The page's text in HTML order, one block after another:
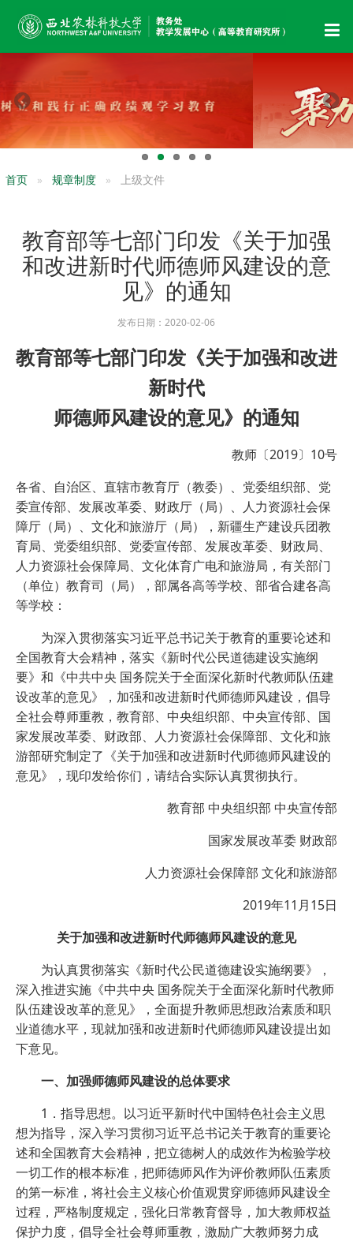
首页 规章制度 上级文件
教育部等七部门印发《关于加强
和改进新时代师德师风建设的意
见》的通知
发布日期：2020-02-06
教育部等七部门印发《关于加强和改进
新时代
师德师风建设的意见》的通知
教师〔2019〕10号
各省、自治区、直辖市教育厅（教委）、党委组织部、党
委宣传部、发展改革委、财政厅（局）、人力资源社会保
障厅（局）、文化和旅游厅（局），新疆生产建设兵团教
育局、党委组织部、党委宣传部、发展改革委、财政局、
人力资源社会保障局、文化体育广电和旅游局，有关部门
（单位）教育司（局），部属各高等学校、部省合建各高
等学校：
为深入贯彻落实习近平总书记关于教育的重要论述和
全国教育大会精神，落实《新时代公民道德建设实施纲
要》和《中共中央 国务院关于全面深化新时代教师队伍建
设改革的意见》，加强和改进新时代师德师风建设，倡导
全社会尊师重教，教育部、中央组织部、中央宣传部、国
家发展改革委、财政部、人力资源社会保障部、文化和旅
游部研究制定了《关于加强和改进新时代师德师风建设的
意见》，现印发给你们，请结合实际认真贯彻执行。
教育部 中央组织部 中央宣传部
国家发展改革委 财政部
人力资源社会保障部 文化和旅游部
2019年11月15日
关于加强和改进新时代师德师风建设的意见
为认真贯彻落实《新时代公民道德建设实施纲要》，
深入推进实施《中共中央 国务院关于全面深化新时代教师
队伍建设改革的意见》，全面提升教师思想政治素质和职
业道德水平，现就加强和改进新时代师德师风建设提出如
下意见。
一、加强师德师风建设的总体要求
1．指导思想。以习近平新时代中国特色社会主义思
想为指导，深入学习贯彻习近平总书记关于教育的重要论
述和全国教育大会精神，把立德树人的成效作为检验学校
一切工作的根本标准，把师德师风作为评价教师队伍素质
的第一标准，将社会主义核心价值观贯穿师德师风建设全
过程，严格制度规定，强化日常教育督导，加大教师权益
保护力度，倡导全社会尊师重教，激励广大教师努力成